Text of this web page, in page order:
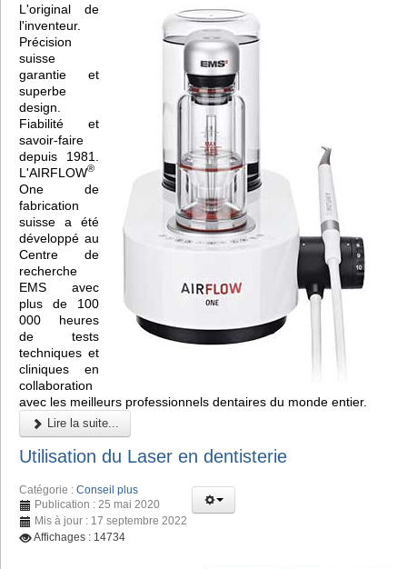
L'original de
l'inventeur.
Précision
suisse
garantie et
superbe
design.
Fiabilité et
savoir-faire
depuis 1981.
L'AIRFLOW®
One de
fabrication
suisse a été
développé au
Centre de
recherche
EMS avec
plus de 100
000 heures
de tests
techniques et
cliniques en
collaboration
avec les meilleurs professionnels dentaires du monde entier.
Lire la suite...
Utilisation du Laser en dentisterie
Catégorie : Conseil plus
Publication : 25 mai 2020
Mis à jour : 17 septembre 2022
Affichages : 14734